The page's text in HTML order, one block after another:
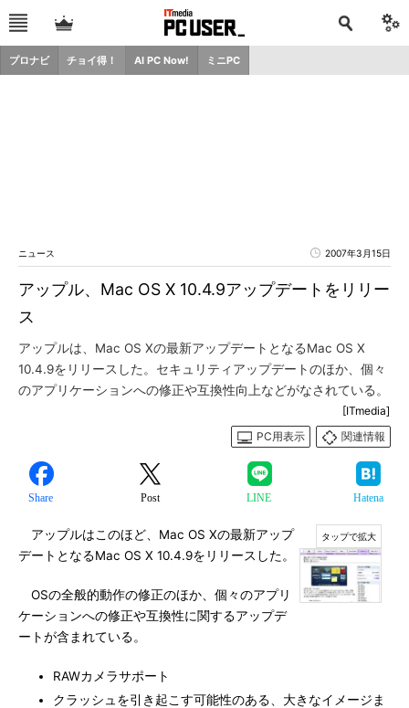
プロナビ チョイ得！ AI PC Now! ミニPC
ニュース 2007年3月15日
アップル、Mac OS X 10.4.9アップデートをリリー
ス
アップルは、Mac OS Xの最新アップデートとなるMac OS X
10.4.9をリリースした。セキュリティアップデートのほか、個々
のアプリケーションへの修正や互換性向上などがなされている。
[ITmedia]
PC用表示
関連情報
Share Post LINE Hatena
アップルはこのほど、Mac OS Xの最新アップ
デートとなるMac OS X 10.4.9をリリースした。
OSの全般的動作の修正のほか、個々のアプリ
ケーションへの修正や互換性に関するアップデ
ートが含まれている。
RAWカメラサポート
クラッシュを引き起こす可能性のある、大きなイメージま